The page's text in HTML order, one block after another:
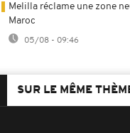
Melilla réclame une zone
Maroc
05/08 - 09:46
SUR LE MÊME